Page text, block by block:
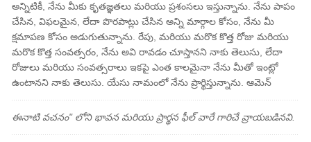
అన్నిటికీ, నేను మీకు కృతజ్ఞతలు మరియు ప్రశంసలు ఇస్తున్నాను. నేను పాపం
చేసిన, విఫలమైన, లేదా పొరపాట్లు చేసిన అన్ని మార్గాల కోసం, నేను మీ
క్షమాపణ కోసం అడుగుతున్నాను. రేపు, మరియు మరొక కొత్త రోజు మరియు
మరొక కొత్త సంవత్సరం, నేను అవి రావడం చూస్తానని నాకు తెలుసు, లేదా
రోజులు మరియు సంవత్సరాలు ఇకపై ఎంత కాలమైనా నేను మీతో ఇంట్లో
ఉంటానని నాకు తెలుసు. యేసు నామంలో నేను ప్రార్థిస్తున్నాను. ఆమెన్
ఈనాటి వచనం" లోని భావన మరియు ప్రార్థన ఫీల్ వారే గారిచే వ్రాయబడినవి.